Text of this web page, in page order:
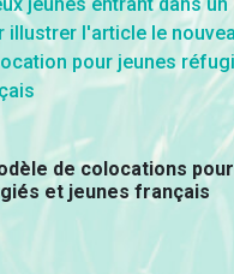
de colocations pour
et jeunes français